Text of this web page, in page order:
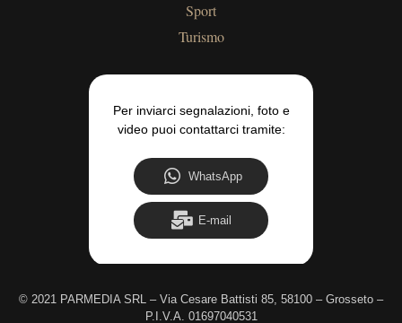
Sport
Turismo
Per inviarci segnalazioni, foto e
video puoi contattarci tramite:
WhatsApp
E-mail
© 2021 PARMEDIA SRL – Via Cesare Battisti 85, 58100 – Grosseto –
P.I.V.A. 01697040531